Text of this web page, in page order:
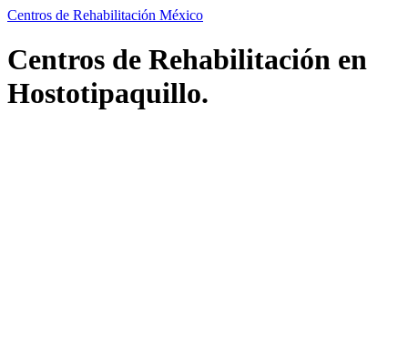
Centros de Rehabilitación México
Centros de Rehabilitación en
Hostotipaquillo.